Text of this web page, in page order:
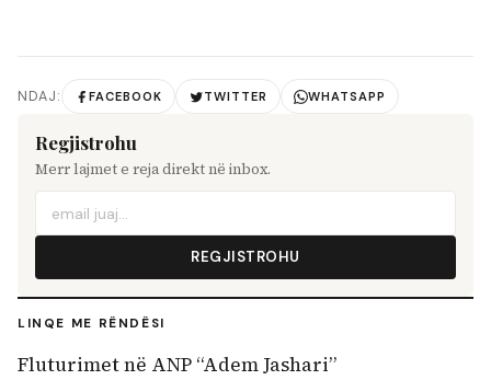
NDAJ: FACEBOOK TWITTER WHATSAPP
Regjistrohu
Merr lajmet e reja direkt në inbox.
REGJISTROHU
LINQE ME RËNDËSI
Fluturimet në ANP “Adem Jashari”